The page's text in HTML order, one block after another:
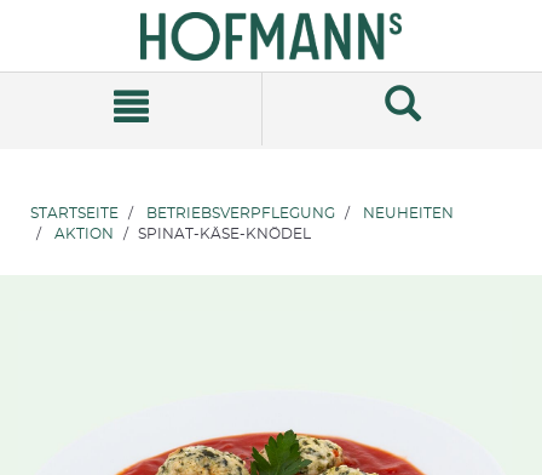
Navigationsmenü
STARTSEITE BETRIEBSVERPFLEGUNG
NEUHEITEN
AKTION
SPINAT-KÄSE-KNÖDEL